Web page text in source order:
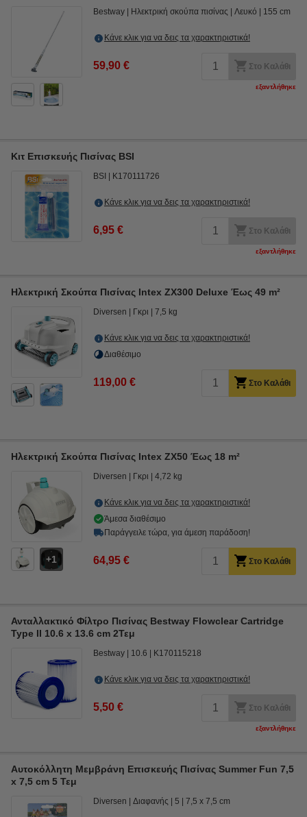
Bestway Ηλεκτρική σκούπα πισίνας Λευκό 155 cm
Κάνε κλικ για να δεις τα χαρακτηριστικά!
59,90 € Στο Καλάθι
εξαντλήθηκε
Κιτ Επισκευής Πισίνας BSI
BSI K170111726
Κάνε κλικ για να δεις τα χαρακτηριστικά!
6,95 € Στο Καλάθι
εξαντλήθηκε
Ηλεκτρική Σκούπα Πισίνας Intex ZX300 Deluxe Έως 49 m²
Diversen Γκρι 7,5 kg
Κάνε κλικ για να δεις τα χαρακτηριστικά!
Διαθέσιμο
119,00 € Στο Καλάθι
Ηλεκτρική Σκούπα Πισίνας Intex ZX50 Έως 18 m²
1
Diversen Γκρι 4,72 kg
Κάνε κλικ για να δεις τα χαρακτηριστικά!
Άμεσα διαθέσιμο
Παράγγειλε τώρα, για άμεση παράδοση!
64,95 € Στο Καλάθι
Ανταλλακτικό Φίλτρο Πισίνας Bestway Flowclear Cartridge
Type II 10.6 x 13.6 cm 2Τεμ
Bestway 10.6 K170115218
Κάνε κλικ για να δεις τα χαρακτηριστικά!
5,50 € Στο Καλάθι
εξαντλήθηκε
Αυτοκόλλητη Mεμβράνη Επισκευής Πισίνας Summer Fun 7,5
x 7,5 cm 5 Τεμ
Diversen Διαφανής 5 7,5 x 7,5 cm